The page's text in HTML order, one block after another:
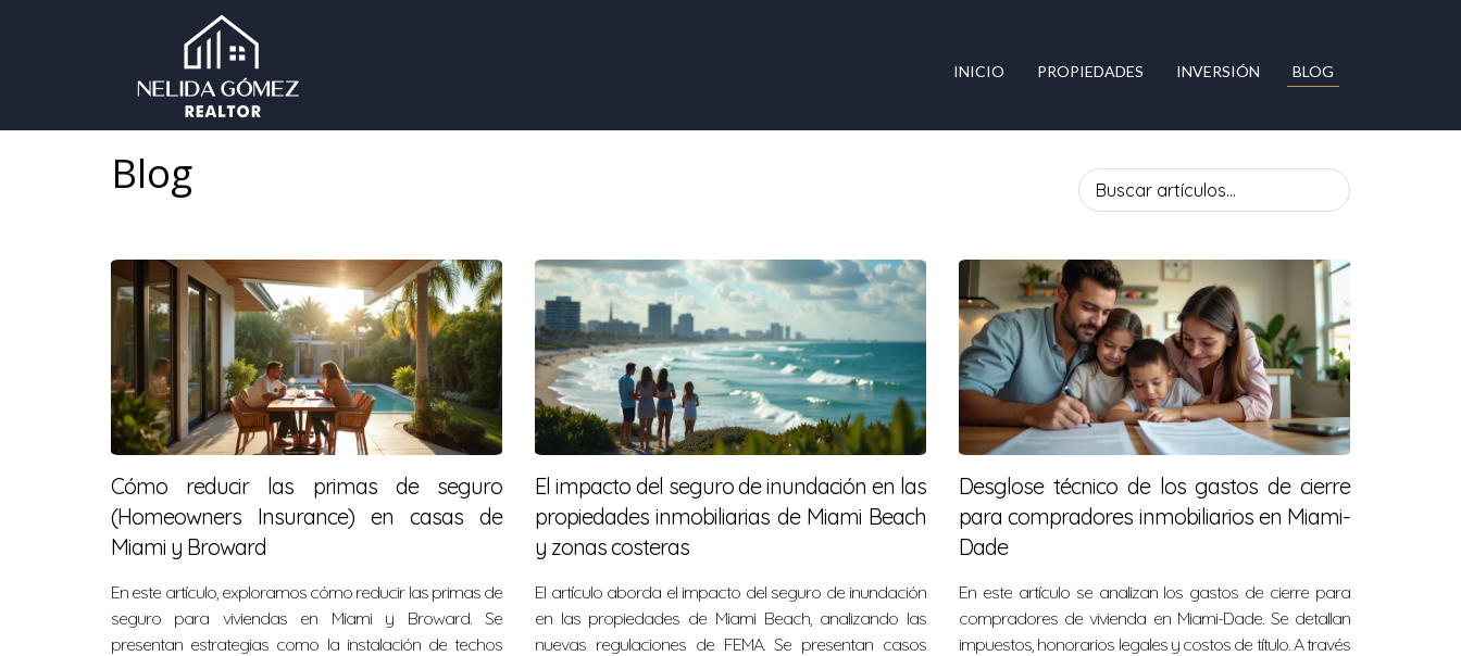
INICIO PROPIEDADES INVERSIÓN BLOG
Blog
Cómo reducir las primas de seguro
(Homeowners Insurance) en casas de
Miami y Broward
En este artículo, exploramos cómo reducir las primas de
seguro para viviendas en Miami y Broward. Se
presentan estrategias como la instalación de techos
El impacto del seguro de inundación en las
propiedades inmobiliarias de Miami Beach
y zonas costeras
El artículo aborda el impacto del seguro de inundación
en las propiedades de Miami Beach, analizando las
nuevas regulaciones de FEMA. Se presentan casos
Desglose técnico de los gastos de cierre
para compradores inmobiliarios en Miami-
Dade
En este artículo se analizan los gastos de cierre para
compradores de vivienda en Miami-Dade. Se detallan
impuestos, honorarios legales y costos de título. A través